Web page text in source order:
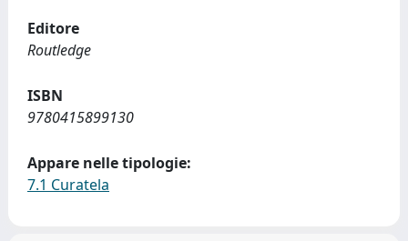
Editore
Routledge
ISBN
9780415899130
Appare nelle tipologie:
7.1 Curatela